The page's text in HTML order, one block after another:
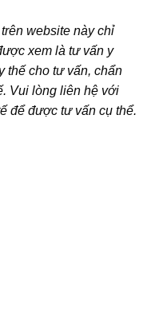
website này chỉ
xem là tư vấn y
thế cho tư vấn, chẩn
Vui lòng liên hệ với
để được tư vấn cụ thể.